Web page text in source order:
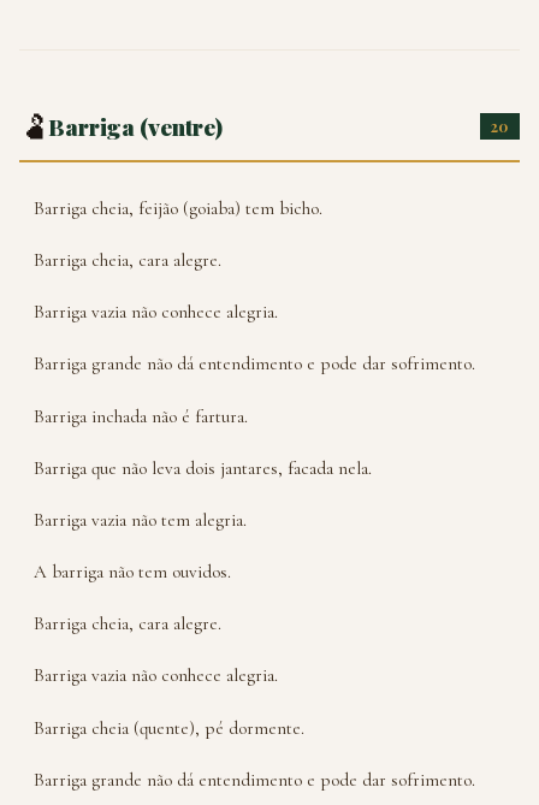
🫃Barriga (ventre) 20
Barriga cheia, feijão (goiaba) tem bicho.
Barriga cheia, cara alegre.
Barriga vazia não conhece alegria.
Barriga grande não dá entendimento e pode dar sofrimento.
Barriga inchada não é fartura.
Barriga que não leva dois jantares, facada nela.
Barriga vazia não tem alegria.
A barriga não tem ouvidos.
Barriga cheia, cara alegre.
Barriga vazia não conhece alegria.
Barriga cheia (quente), pé dormente.
Barriga grande não dá entendimento e pode dar sofrimento.